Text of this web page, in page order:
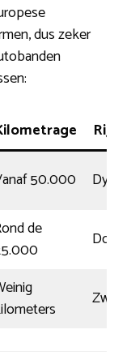
dus zeker
50.000
de
Zwaar